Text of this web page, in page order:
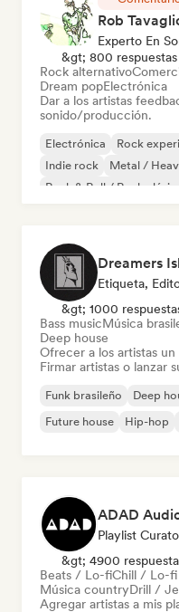
Rob
Experto En
&gt; 800 respuestas
Rock alternativo
Dream popElectrónica
Dar a los artistas
sonido/producción.
Electrónica Rock
Indie rock
Metal /
Rock & Roll / Rock clásico
Dreamers
Etiqueta,
&gt; 1000
Bass musicMúsica
Deep house
Ofrecer a los artistas
Firmar artistas o lanzar
Funk brasileño Deep
Future house
Hip-hop
ADAD
Playlist
&gt; 4900
Beats / Lo-fiChill / Lo-fi
Música countryDrill /
Agregar artistas a mis